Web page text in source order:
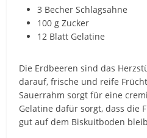
3 Becher Schlagsahne
100 g Zucker
12 Blatt Gelatine
Die Erdbeeren sind das
darauf, frische und reife
Sauerrahm sorgt für eine
Gelatine dafür sorgt, dass die
gut auf dem Biskuitboden